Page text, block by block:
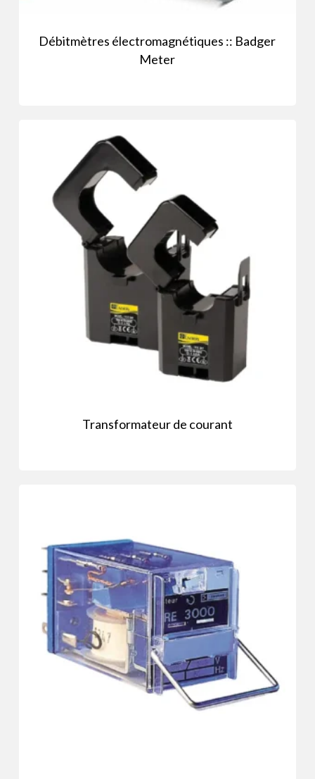
Débitmètres électromagnétiques :: Badger
Meter
Transformateur de courant